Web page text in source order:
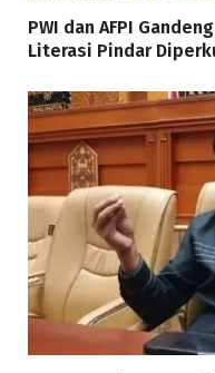
PWI dan AFPI
Literasi Pindar